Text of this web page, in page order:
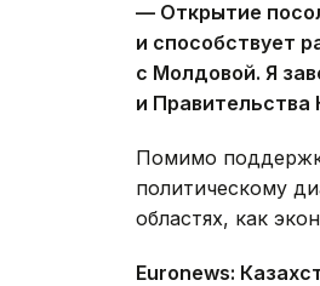
— Открытие
и способствует
с Молдовой. Я
и
Помимо
политическому
областях, как
Euronews: